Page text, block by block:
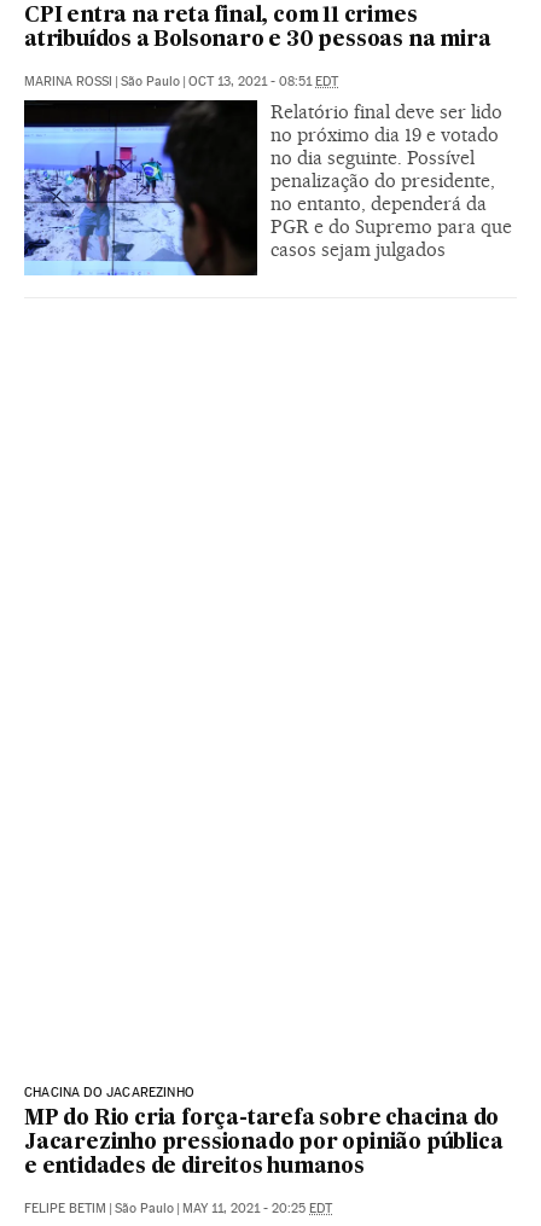
CPI entra na reta final, com 11 crimes
atribuídos a Bolsonaro e 30 pessoas na mira
MARINA ROSSI São Paulo OCT 13, 2021 - 08:51 EDT
Relatório final deve ser lido
no próximo dia 19 e votado
no dia seguinte. Possível
penalização do presidente,
no entanto, dependerá da
PGR e do Supremo para que
casos sejam julgados
CHACINA DO JACAREZINHO
MP do Rio cria força-tarefa sobre chacina do
Jacarezinho pressionado por opinião pública
e entidades de direitos humanos
FELIPE BETIM São Paulo MAY 11, 2021 - 20:25 EDT